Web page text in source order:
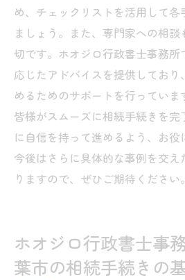
め、チェックリストを活用して各
ましょう。また、専門家への相
切です。ホオジロ行政書士事務所
応じたアドバイスを提供してお
めるためのサポートを行っていま
皆様がスムーズに相続手続きを
に自信を持って進めるよう、お役
今後はさらに具体的な事例を交
りますので、ぜひご期待ください。
ホオジロ行政書士事
葉市の相続手続きの